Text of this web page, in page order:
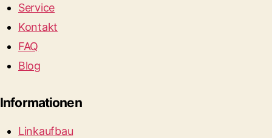
Service
Kontakt
FAQ
Blog
Informationen
Linkaufbau